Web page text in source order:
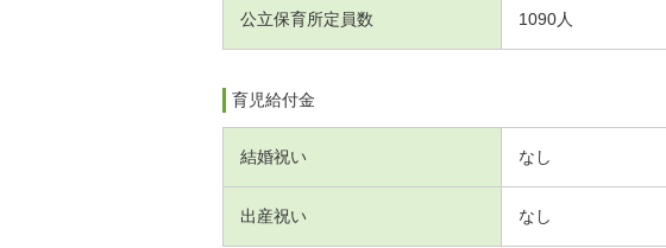
公立保育所定員数 1090人
育児給付金
結婚祝い なし
出産祝い なし